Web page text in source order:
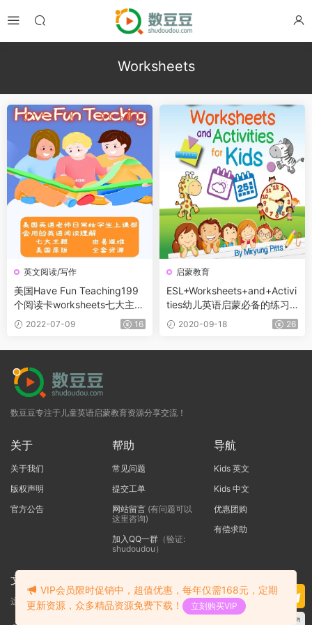
Worksheets
英文阅读/写作
美国Have Fun Teaching199
个阅读卡worksheets七大主题
儿童阅读练习必备
2022-07-09 16
启蒙教育
ESL+Worksheets+and+Activi
ties幼儿英语启蒙必备的练习
册 2020-09-18 26
数豆豆专注于儿童英语启蒙教育资源分享交流！
关于
关于我们
版权声明
官方公告
帮助
常见问题
提交工单
网站留言(有问题可以
这里咨询)
加入QQ一群（验证:
shudoudou）
导航
Kids 英文
Kids 中文
优惠团购
有偿求助
文本标题
这里输入代码
VIP会员限时促销中，超值优惠，每年仅需168元，定期
更新资源，众多精品资源免费下载！
立刻购买VIP